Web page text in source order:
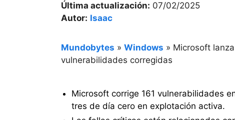
Última actualización: 07/02/2025
Autor: Isaac
Mundobytes » Windows » Microsoft
vulnerabilidades corregidas
Microsoft corrige 161 vulnerabilidades
tres de día cero en explotación activa.